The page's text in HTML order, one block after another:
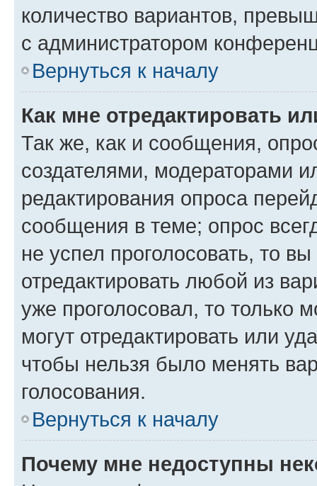
количество вариантов,
с администратором
Вернуться к началу
Как мне отредактировать
Так же, как и сообщения,
создателями, модераторами
редактирования опроса
сообщения в теме; опрос
не успел проголосовать, то
отредактировать любой из
уже проголосовал, то только
могут отредактировать или
чтобы нельзя было менять
голосования.
Вернуться к началу
Почему мне недоступны